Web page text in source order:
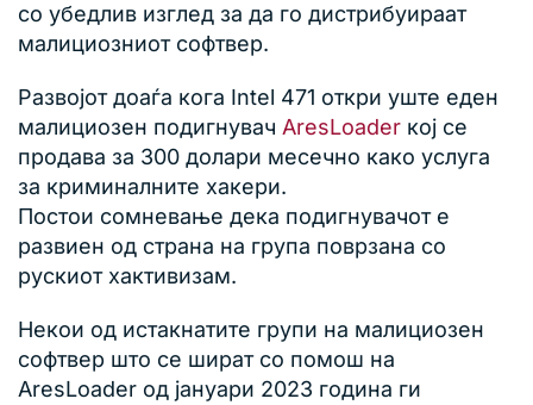
со убедлив изглед за да го дистрибуираат
малициозниот софтвер.
Развојот доаѓа кога Intel 471 откри уште еден
малициозен подигнувач AresLoader кој се
продава за 300 долари месечно како услуга
за криминалните хакери.
Постои сомневање дека подигнувачот е
развиен од страна на група поврзана со
рускиот хактивизам.
Некои од истакнатите групи на малициозен
софтвер што се шират со помош на
AresLoader од јануари 2023 година ги